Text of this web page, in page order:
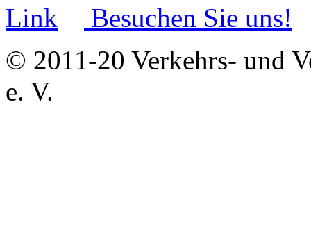
Besuchen Sie uns!
© 2011-20 Verkehrs- und
e. V.